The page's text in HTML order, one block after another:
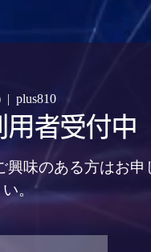
  |
plus810
者受付中
味のある方はお申
。